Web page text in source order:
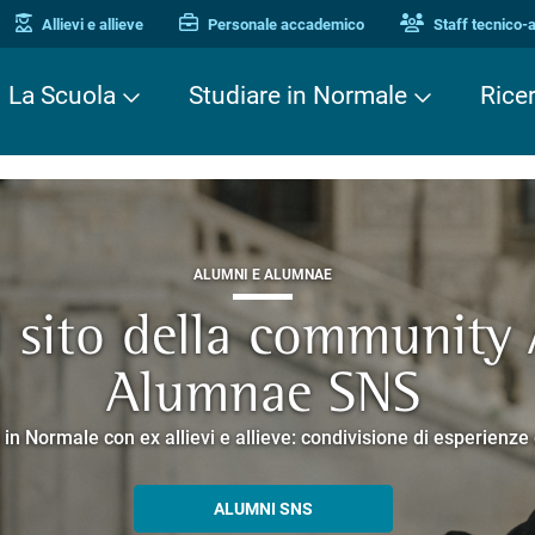
Allievi e allieve Personale accademico Staff tecnico-
La Scuola Studiare in Normale
TERZA MISSIONE
Piacere di
che racconta la ricerca e la cultura promosse dalla Scuola
ALUMNI E ALUMNAE
della community
Alumnae SNS
Normale con ex allievi e allieve: condivisione di
ALUMNI SNS
TERZA MISSIONE
Cavalieri. Una storia
guidati negli edifici storici che si affacciano su Piazza
EUROPEAN UNIVERSITIES
SCOPRI EELISA